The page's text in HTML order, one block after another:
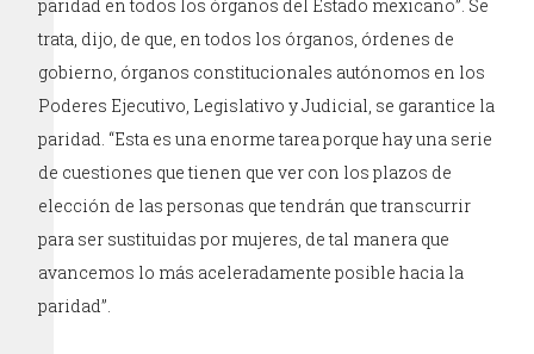
paridad en todos los órganos del Estado mexicano”. Se
trata, dijo, de que, en todos los órganos, órdenes de
gobierno, órganos constitucionales autónomos en los
Poderes Ejecutivo, Legislativo y Judicial, se garantice la
paridad. “Esta es una enorme tarea porque hay una serie
de cuestiones que tienen que ver con los plazos de
elección de las personas que tendrán que transcurrir
para ser sustituidas por mujeres, de tal manera que
avancemos lo más aceleradamente posible hacia la
paridad”.